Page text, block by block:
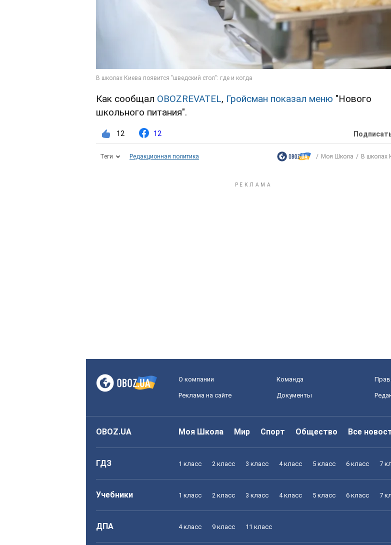
Как сообщал OBOZREVATEL, Гройсман показал меню "Нового
школьного питания".
12 12
Теги Редакционная политика Моя Школа В школах
О компании Команда
Реклама на сайте Документы
OBOZ.UA Моя Школа Мир Спорт Общество Все
ГДЗ 1 класс 2 класс 3 класс 4 класс 5 класс 6 класс 7
Учебники 1 класс 2 класс 3 класс 4 класс 5 класс 6 класс 7
ДПА 4 класс 9 класс 11 класс